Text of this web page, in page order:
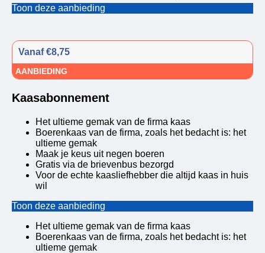
Toon deze aanbieding
Vanaf €8,75
AANBIEDING
Kaasabonnement
Het ultieme gemak van de firma kaas
Boerenkaas van de firma, zoals het bedacht is: het
ultieme gemak
Maak je keus uit negen boeren
Gratis via de brievenbus bezorgd
Voor de echte kaasliefhebber die altijd kaas in huis
wil
Toon deze aanbieding
Het ultieme gemak van de firma kaas
Boerenkaas van de firma, zoals het bedacht is: het
ultieme gemak